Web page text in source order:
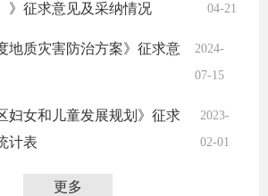
》征求意见及采纳情况
04-21
地质灾害防治方案》征求意
2024-
07-15
妇女和儿童发展规划》征求
计表
2023-
02-01
更多